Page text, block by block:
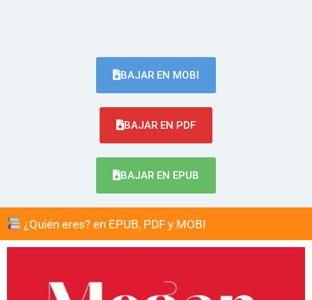
BAJAR EN MOBI
BAJAR EN PDF
BAJAR EN EPUB
¿Quién eres? en EPUB, PDF y MOBI